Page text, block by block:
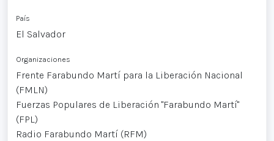
País
El Salvador
Organizaciones
Frente Farabundo Martí para la Liberación Nacional
(FMLN)
Fuerzas Populares de Liberación "Farabundo Martí"
(FPL)
Radio Farabundo Martí (RFM)